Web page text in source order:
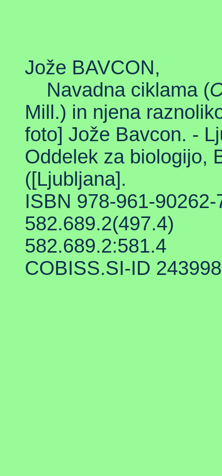
Jože BAVCON,
Navadna ciklama (
Mill.) in njena
foto] Jože Bavcon. -
Oddelek za biologijo,
([Ljubljana].
ISBN 978-961-90262-
582.689.2(497.4)
582.689.2:581.4
COBISS.SI-ID